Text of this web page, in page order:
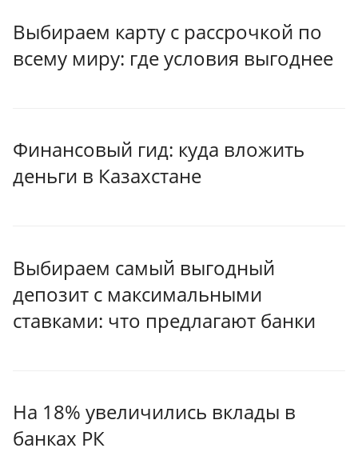
Выбираем карту с рассрочкой по
всему миру: где условия выгоднее
Финансовый гид: куда вложить
деньги в Казахстане
Выбираем самый выгодный
депозит с максимальными
ставками: что предлагают банки
На 18% увеличились вклады в
банках РК